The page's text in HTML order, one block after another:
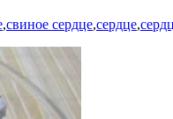
,свиное сердце,сердце,